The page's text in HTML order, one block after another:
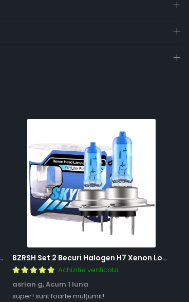
Lumeni Alb Rece 6000K Fara Eroare BZRSH Set 2 Becuri Halogen H7 Xenon Look 12V 55W 5000K Lumina Alba
Achizitie verificata
asrian g,Acum 1 luna
super! sunt foarte mulțumit!